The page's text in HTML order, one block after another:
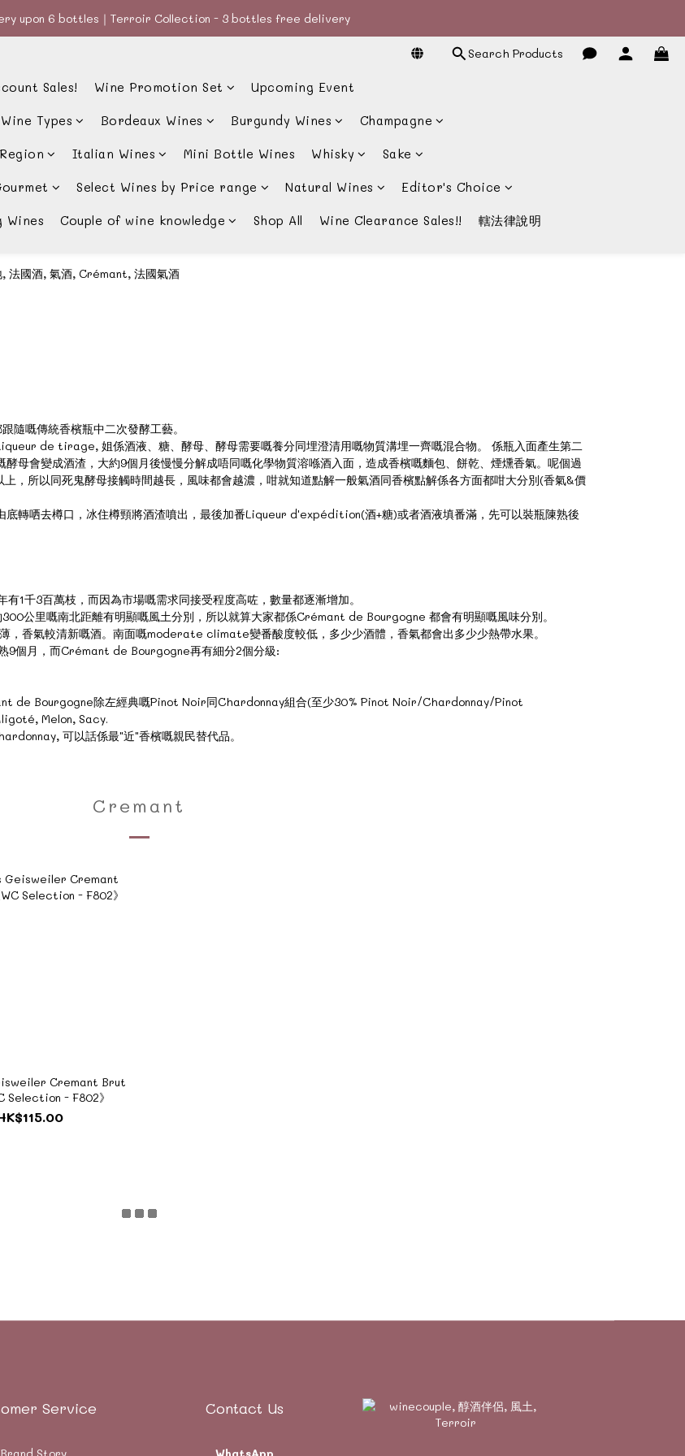
upon 6 bottles｜Terroir Collection - 3 bottles free delivery
upon 6 bottles｜Terroir Collection - 3 bottles free delivery
upon 6 bottles｜Terroir Collection - 3 bottles free delivery
Search Products
Sales! Wine Promotion Set Upcoming Event
Wine Types Bordeaux Wines Burgundy Wines Champagne
Italian Wines Mini Bottle Wines Whisky Sake
Select Wines by Price range Natural Wines Editor's Choice
Wines Couple of wine knowledge Shop All Wine Clearance Sales!! 轄法律說明
嘅傳統香檳瓶中二次發酵工藝。
de tirage, 姐係酒液、糖、酵母、酵母需要嘅養分同埋澄清用嘅物質溝埋一齊嘅混合物。 係瓶入面產生第二
母會變成酒渣，大約9個月後慢慢分解成唔同嘅化學物質溶喺酒入面，造成香檳嘅麵包、餅乾、煙燻香氣。呢個過
所以同死鬼酵母接觸時間越長，風味都會越濃，咁就知道點解一般氣酒同香檳點解係各方面都咁大分別(香氣&價
底轉哂去樽口，冰住樽頸將酒渣噴出，最後加番Liqueur d'expédition(酒+糖)或者酒液填番滿，先可以裝瓶陳熟後
千3百萬枝，而因為市場嘅需求同接受程度高咗，數量都逐漸增加。
公里嘅南北距離有明顯嘅風土分別，所以就算大家都係Crémant de Bourgogne 都會有明顯嘅風味分別。
香氣較清新嘅酒。南面嘅moderate climate變番酸度較低，多少少酒體，香氣都會出多少少熱帶水果。
9個月，而Crémant de Bourgogne再有細分2個分級:
de Bourgogne除左經典嘅Pinot Noir同Chardonnay組合(至少30% Pinot Noir/Chardonnay/Pinot
Melon, Sacy.
可以話係最"近"香檳嘅親民替代品。
Cremant
Cremant Brut
Selection - F802》
Service Contact Us